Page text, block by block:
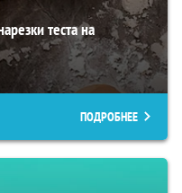
теста на
ПОДРОБНЕЕ